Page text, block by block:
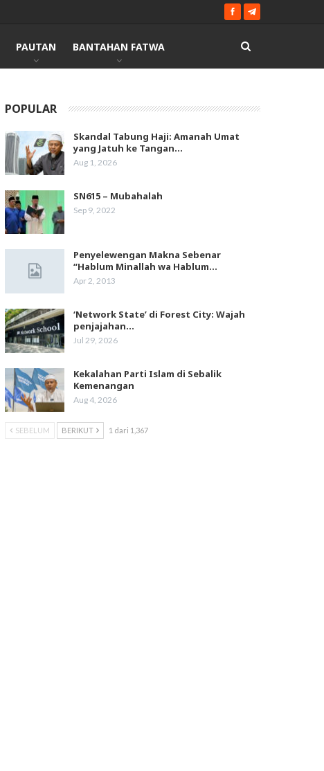
PAUTAN BANTAHAN FATWA
POPULAR
Skandal Tabung Haji: Amanah Umat
yang Jatuh ke Tangan…
Aug 1, 2026
SN615 – Mubahalah
Sep 9, 2022
Penyelewengan Makna Sebenar
“Hablum Minallah wa Hablum…
Apr 2, 2013
‘Network State’ di Forest City: Wajah
penjajahan…
Jul 29, 2026
Kekalahan Parti Islam di Sebalik
Kemenangan
Aug 4, 2026
SEBELUM BERIKUT 1 dari 1,367